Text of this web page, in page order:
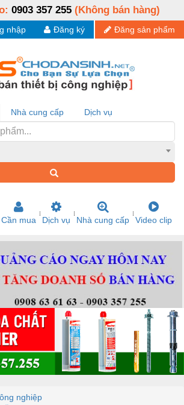
0903 357 255 (Không bán hàng)
Đăng sản phẩm
Đăng ký
nhập
Nhà cung cấp Dịch vụ
Cần mua Dịch vụ Nhà cung cấp Video clip
nghiệp